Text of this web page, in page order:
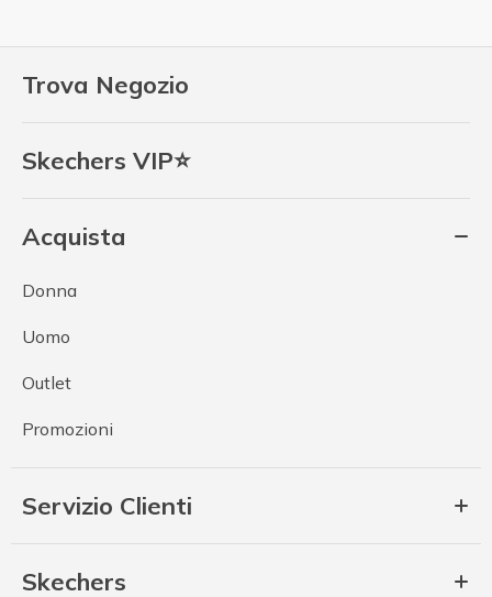
Trova Negozio
Skechers VIP⭐
Acquista
Donna
Uomo
Outlet
Promozioni
Servizio Clienti
Skechers